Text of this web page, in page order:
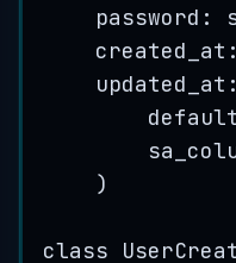
password:
)
class